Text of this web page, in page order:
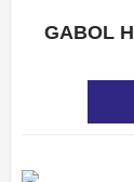
GABOL